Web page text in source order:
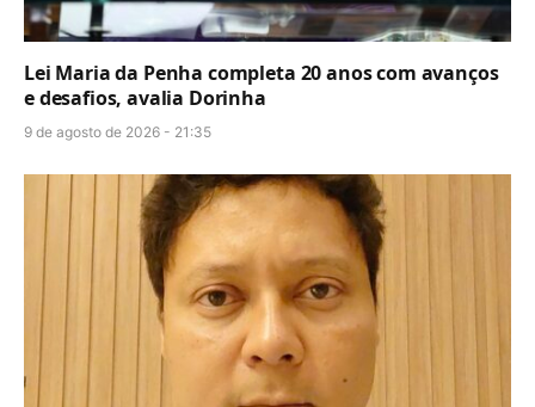
Lei Maria da Penha completa 20 anos com avanços
e desafios, avalia Dorinha
9 de agosto de 2026 - 21:35